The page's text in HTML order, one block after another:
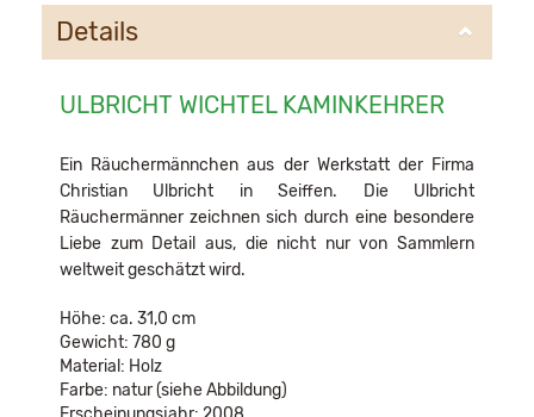
Details
ULBRICHT WICHTEL KAMINKEHRER
Ein Räuchermännchen aus der Werkstatt der Firma
Christian Ulbricht in Seiffen. Die Ulbricht
Räuchermänner zeichnen sich durch eine besondere
Liebe zum Detail aus, die nicht nur von Sammlern
weltweit geschätzt wird.
Höhe: ca. 31,0 cm
Gewicht: 780 g
Material: Holz
Farbe: natur (siehe Abbildung)